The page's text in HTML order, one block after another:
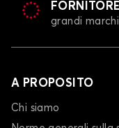
grandi
A PROPOSITO
Chi siamo